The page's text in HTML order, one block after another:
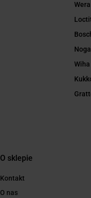
Wera
Noga
Wiha
O sklepie
Kontakt
O nas